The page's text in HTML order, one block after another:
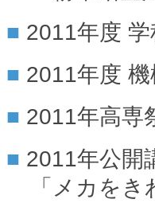
2011年度
2011年度
2011年高専
2011年公開
「メカをき